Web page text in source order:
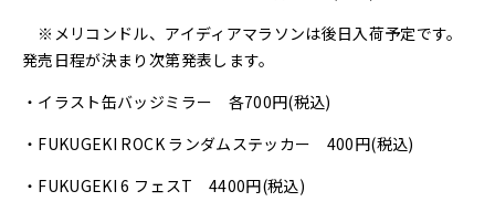
※メリコンドル、アイディアマラソンは後日入荷予定です。
発売日程が決まり次第発表します。
・イラスト缶バッジミラー 各700円(税込)
・FUKUGEKI ROCK ランダムステッカー 400円(税込)
・FUKUGEKI 6 フェスT 4400円(税込)